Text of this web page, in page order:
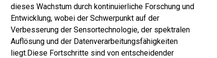
dieses Wachstum durch kontinuierliche Forschung und
Entwicklung, wobei der Schwerpunkt auf der
Verbesserung der Sensortechnologie, der spektralen
Auflösung und der Datenverarbeitungsfähigkeiten
liegt.Diese Fortschritte sind von entscheidender